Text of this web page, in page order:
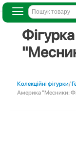
Колекційні фігурки/
Америка "Месники: